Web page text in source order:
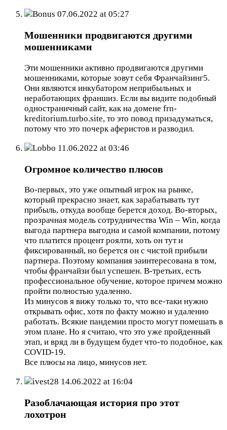
Bonus 07.06.2022 at 05:27
Мошенники продвигаются другими
мошенниками
Эти мошенники активно продвигаются другими
мошенниками, которые зовут себя Франчайзинг5.
Они являются инкубатором неприбыльных и
неработающих франшиз. Если вы видите подобный
одностраничный сайт, как на домене frn-
kreditorium.turbo.site, то это повод призадуматься,
потому что это почерк аферистов и разводил.
Lobbo 11.06.2022 at 03:46
Огромное количество плюсов
Во-первых, это уже опытный игрок на рынке,
который прекрасно знает, как зарабатывать тут
прибыль, откуда вообще берется доход. Во-вторых,
прозрачная модель сотрудничества Win – Win, когда
выгода партнера выгодна и самой компании, потому
что платится процент роялти, хоть он тут и
фиксированный, но берется он с чистой прибыли
партнера. Поэтому компания заинтересована в том,
чтобы франчайзи был успешен. В-третьих, есть
профессиональное обучение, которое причем можно
пройти полностью удаленно.
Из минусов я вижу только то, что все-таки нужно
открывать офис, хотя по факту можно и удаленно
работать. Всякие пандемии просто могут помешать в
этом плане. Но я считаю, что это уже пройденный
этап, и вряд ли в будущем будет что-то подобное, как
COVID-19.
Все плюсы на лицо, минусов нет.
ivest28 14.06.2022 at 16:04
Разоблачающая история про этот
лохотрон